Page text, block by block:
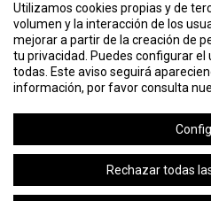
Utilizamos cookies propias y de
volumen y la interacción de los
mejorar a partir de la creación de
tu privacidad. Puedes configurar el
todas. Este aviso seguirá
información, por favor consulta
Rechazar todas
KML, ICS o RSS
2026 © Eventos madri+d -